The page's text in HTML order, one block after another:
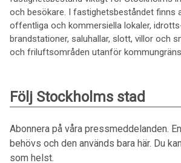
och besökare. I fastighetsbeståndet finns
offentliga och kommersiella lokaler,
brandstationer, saluhallar, slott, villor och
och friluftsområden utanför
Följ Stockholms stad
Abonnera på våra pressmeddelanden.
behövs och den används bara här. Du
som helst.